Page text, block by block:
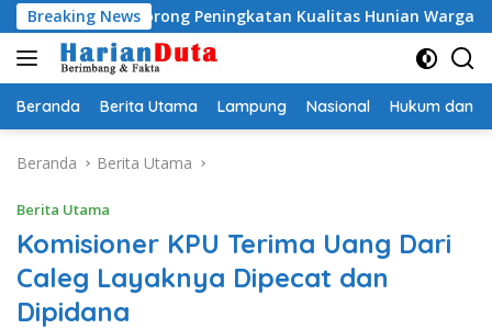
Langsung
ke
konten
Breaking News
Dorong Peningkatan Kualitas Hunian Warga dan Serap
Beranda Berita Utama Lampung Nasional Hukum dan
Beranda Berita Utama
Berita Utama
Komisioner KPU Terima Uang Dari
Caleg Layaknya Dipecat dan
Dipidana